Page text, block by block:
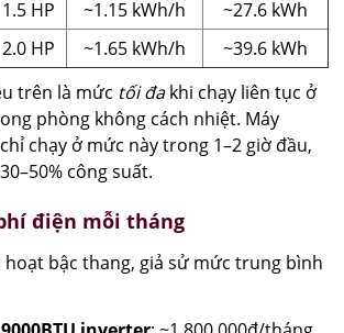
1.5 HP ~1.15 kWh/h
~27.6 kWh
2.0 HP ~1.65 kWh/h
~39.6 kWh
trên là mức tối đakhi chạy liên tục ở
phòng không cách nhiệt. Máy
chạy ở mức này trong 1–2 giờ đầu,
công suất.
điện mỗi tháng
hoạt bậc thang, giả sử mức trung bình